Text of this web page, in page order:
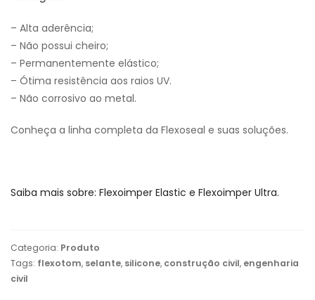
– Alta aderência;
– Não possui cheiro;
– Permanentemente elástico;
– Ótima resistência aos raios UV.
– Não corrosivo ao metal.
Conheça a linha completa da Flexoseal e suas soluções.
Saiba mais sobre: Flexoimper Elastic e Flexoimper Ultra.
Categoria: Produto
Tags: flexotom, selante, silicone, construção civil, engenharia
civil